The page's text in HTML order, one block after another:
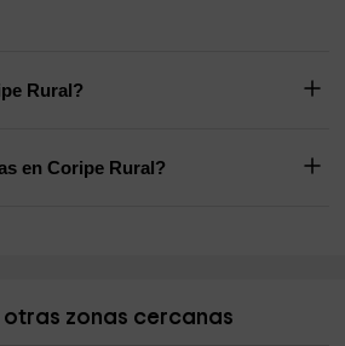
Rural?
en Coripe Rural?
otras zonas cercanas